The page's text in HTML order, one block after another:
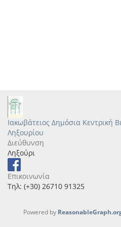
Ιακωβάτειος Δημόσια Κεντρική
Ληξουρίου
Διεύθυνση
Ληξούρι
Επικοινωνία
Τηλ: (+30) 26710 91325
Powered by